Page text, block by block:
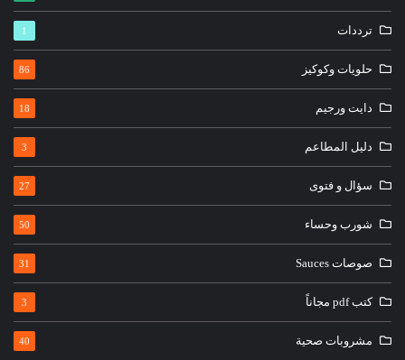
ترددات 1
حلويات وكوكيز 86
دايت ورجيم 18
دليل المطاعم 3
سؤال و فتوى 27
شورب وحساء 50
صوصات Sauces 31
كتب pdf مجاناً 3
مشروبات صحية 40